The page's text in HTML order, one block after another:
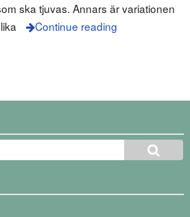
ska tjuvas. Annars är variationen
Continue reading